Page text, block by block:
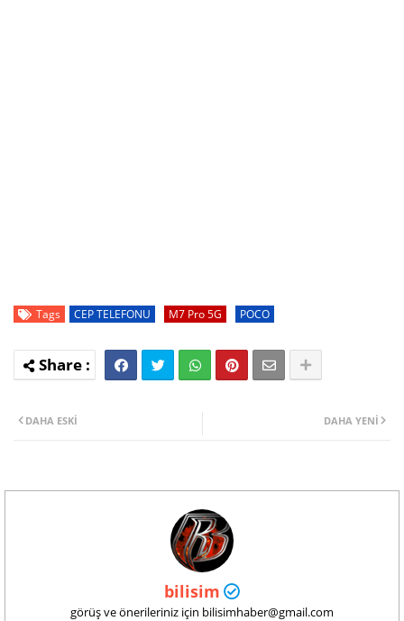
Tags CEP TELEFONU M7 Pro 5G POCO
DAHA YENI
DAHA ESKI
bilisim
görüş ve önerileriniz için bilisimhaber@gmail.com